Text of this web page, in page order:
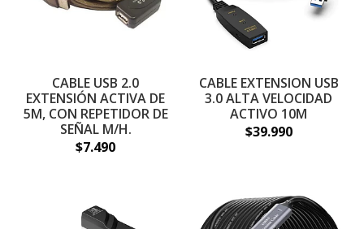
CABLE USB 2.0
EXTENSIÓN ACTIVA DE
5M, CON REPETIDOR DE
SEÑAL M/H.
$7.490
CABLE EXTENSION USB
3.0 ALTA VELOCIDAD
ACTIVO 10M
$39.990